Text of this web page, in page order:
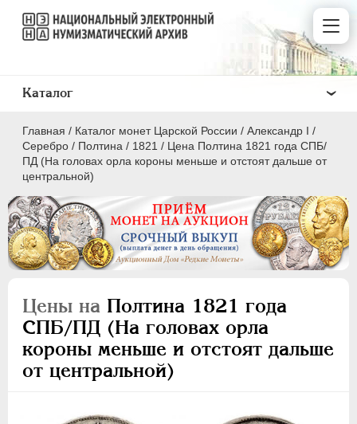
Главная / Каталог монет Царской России / Александр I /
Серебро / Полтина / 1821 / Цена Полтина 1821 года СПБ/
ПД (На головах орла короны меньше и отстоят дальше от
центральной)
Цены на Полтина 1821 года
СПБ/ПД (На головах орла
короны меньше и отстоят дальше
от центральной)
Каталог
ПEТР I 1699 - 1725
ЕКАТЕРИНА I 1725-1727
АННА ИОАННОВНА
1730-1740
ИОАНН АНТОНОВИЧ 1740-1741
ЕЛИЗАВЕТА
1741-1762
ПЕТР III 1762-1762